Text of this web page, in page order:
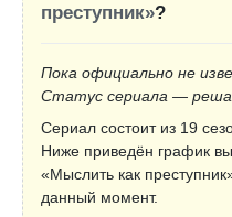
преступник»?
Пока официально не
Статус сериала —
Сериал состоит из 19
Ниже приведён график
«Мыслить как
данный момент.